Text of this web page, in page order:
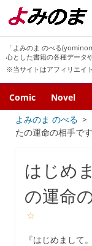
「よみのま のべる
心とした書籍の各種データ
※当サイトはアフィリエイ
Comic
Novel
よみのま のべる
たの運命の相手で
はじめ
の運命
☆
『はじめまして